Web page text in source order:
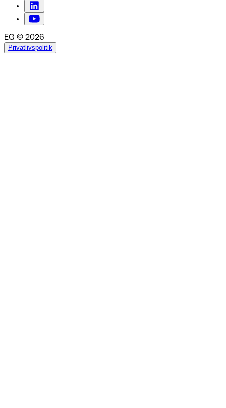
EG © 2026
Privatlivspolitik